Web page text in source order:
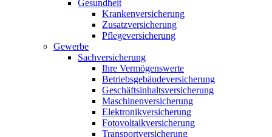
Gesundheit
Krankenversicherung
Zusatzversicherung
Pflegeversicherung
Gewerbe
Sachversicherung
Ihre Vermögenswerte
Betriebsgebäudeversicherung
Geschäftsinhaltsversicherung
Maschinenversicherung
Elektronikversicherung
Fotovoltaikversicherung
Transportversicherung